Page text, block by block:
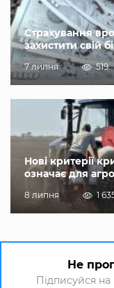
Страхування
захистити свій
7 липня 519
Нові критерії
означає для
8 липня 1
Не
Підписуйся на